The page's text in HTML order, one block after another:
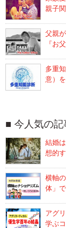
親子
父親
『お
多重
意）
今人気の記
結婚
想的
横軸
体」
アグ
学ぶ